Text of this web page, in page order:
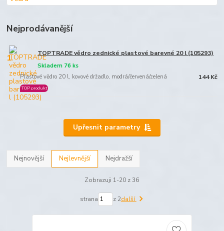
Nejprodávanější
1. TOPTRADE vědro zednické plastové barevné 20 l (105293)
Plastové vědro 20 l, kovové držadlo, modrá/červená/zelená
Skladem 76 ks
TOP produkt
144 Kč
Upřesnit parametry
Nejnovější Nejlevnější Nejdražší
Zobrazuji 1-20 z 36
strana z 2další